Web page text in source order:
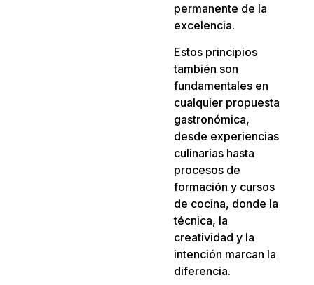
permanente de la
excelencia.
Estos principios
también son
fundamentales en
cualquier propuesta
gastronómica,
desde experiencias
culinarias hasta
procesos de
formación y cursos
de cocina, donde la
técnica, la
creatividad y la
intención marcan la
diferencia.